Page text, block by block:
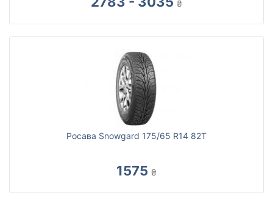
₴
Росава Snowgard 175/65 R14 82T
1575 ₴